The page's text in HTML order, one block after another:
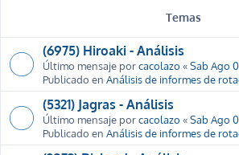
Temas
(6975) Hiroaki - Análisis
Último mensaje porcacolazo «Sab Ago
Publicado en Análisis de informes de
(5321) Jagras - Análisis
Último mensaje porcacolazo «Sab Ago
Publicado en Análisis de informes de